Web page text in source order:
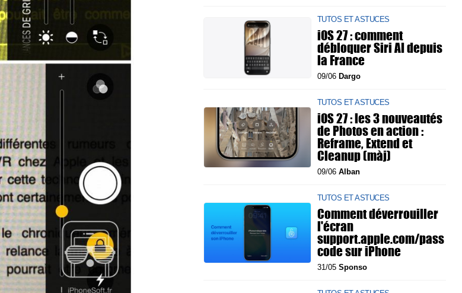
TUTOS ET ASTUCES
iOS 27 : comment
débloquer Siri AI depuis
la France
09/06 Dargo
TUTOS ET ASTUCES
iOS 27 : les 3 nouveautés
de Photos en action :
Reframe, Extend et
Cleanup (màj)
09/06 Alban
TUTOS ET ASTUCES
Comment déverrouiller
l'écran
support.apple.com/pass
code sur iPhone
31/05 Sponso